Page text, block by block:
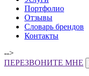
Портфолио
Отзывы
Словарь брендов
Контакты
-->
ПЕРЕЗВОНИТЕ МНЕ